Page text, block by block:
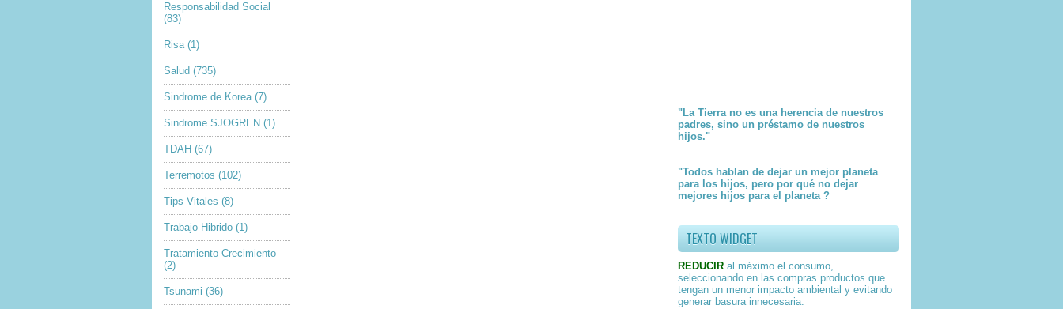
Responsabilidad Social
(83)
Risa (1)
Salud (735)
Sindrome de Korea (7)
Sindrome SJOGREN (1)
TDAH (67)
Terremotos (102)
Tips Vitales (8)
Trabajo Hibrido (1)
Tratamiento Crecimiento
(2)
Tsunami (36)
"La Tierra no es una herencia de nuestros
padres, sino un préstamo de nuestros
hijos."
"Todos hablan de dejar un mejor planeta
para los hijos, pero por qué no dejar
mejores hijos para el planeta ?
TEXTO WIDGET
REDUCIR al máximo el consumo,
seleccionando en las compras productos que
tengan un menor impacto ambiental y evitando
generar basura innecesaria.